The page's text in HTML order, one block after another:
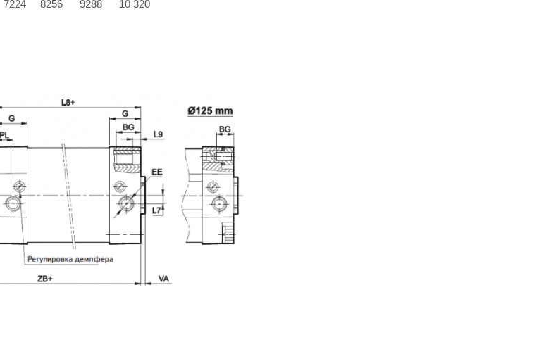
7224 8256 9288 10 320